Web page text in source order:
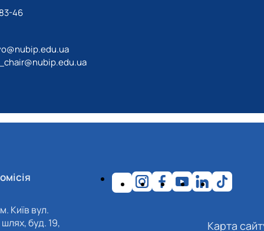
46
Київ вул.
буд. 19,
Карта